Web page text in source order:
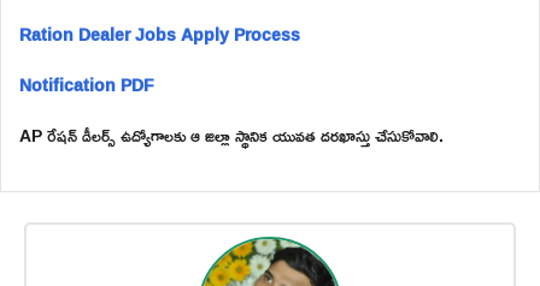
Ration Dealer Jobs Apply Process
Notification PDF
AP రేషన్ డీలర్స్ ఉద్యోగాలకు ఆ జిల్లా స్థానిక యువత దరఖాస్తు చేసుకోవాలి.